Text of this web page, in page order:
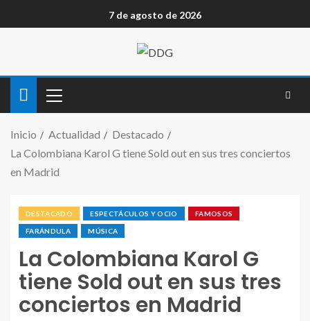
7 de agosto de 2026
Inicio Actualidad
Destacado
La Colombiana Karol G tiene Sold out en sus tres conciertos
en Madrid
DESTACADO ESPECTÁCULOS Y OCIO FAMOSOS
FARÁNDULA MÚSICA
La Colombiana Karol G
tiene Sold out en sus tres
conciertos en Madrid